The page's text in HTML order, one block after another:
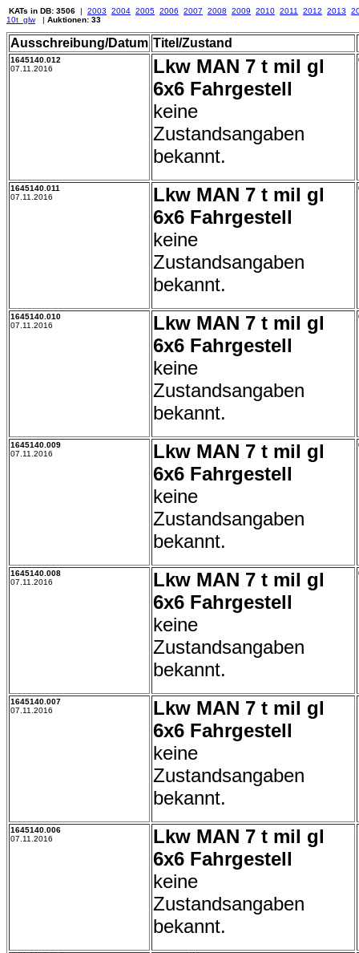
KATs in DB: 3506 | 2003 2004 2005 2006 2007 2008 2009 2010 2011 2012 2013
10t_glw| Auktionen: 33
Ausschreibung/Datum Titel/Zustand
1645140.012
07.11.2016
Lkw MAN 7 t mil gl
6x6 Fahrgestell
keine
Zustandsangaben
bekannt.
1645140.011
07.11.2016
Lkw MAN 7 t mil gl
6x6 Fahrgestell
keine
Zustandsangaben
bekannt.
1645140.010
07.11.2016
Lkw MAN 7 t mil gl
6x6 Fahrgestell
keine
Zustandsangaben
bekannt.
1645140.009
07.11.2016
Lkw MAN 7 t mil gl
6x6 Fahrgestell
keine
Zustandsangaben
bekannt.
1645140.008
07.11.2016
Lkw MAN 7 t mil gl
6x6 Fahrgestell
keine
Zustandsangaben
bekannt.
1645140.007
07.11.2016
Lkw MAN 7 t mil gl
6x6 Fahrgestell
keine
Zustandsangaben
bekannt.
1645140.006
07.11.2016
Lkw MAN 7 t mil gl
6x6 Fahrgestell
keine
Zustandsangaben
bekannt.